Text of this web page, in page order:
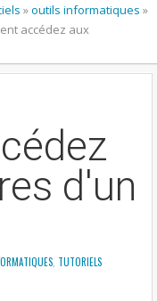
»outils informatiques »
accédez aux
d'un
TUTORIELS